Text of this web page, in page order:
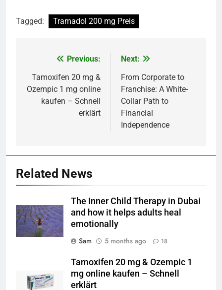
Tagged: Tramadol 200 mg Preis
navigation
Previous:
Tamoxifen 20 mg &
Ozempic 1 mg online
kaufen – Schnell
erklärt
Next:
From Corporate to
Franchise: A White-
Collar Path to
Financial
Independence
Related News
The Inner Child Therapy in Dubai
and how it helps adults heal
emotionally
Sam
5 months ago 18
Tamoxifen 20 mg & Ozempic 1
mg online kaufen – Schnell
erklärt